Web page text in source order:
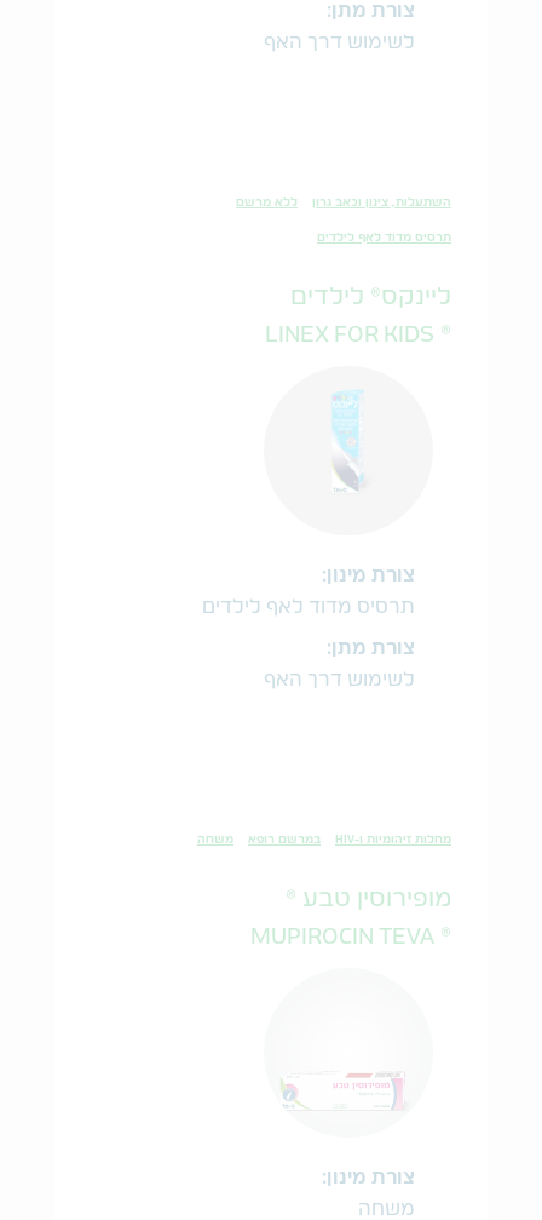
צורת מתן:
לשימוש דרך האף
השתעלות, צינון וכאב גרון ללא מרשם
תרסיס מדוד לאף לילדים
ליינקס® לילדים
® LINEX FOR KIDS
צורת מינון:
תרסיס מדוד לאף לילדים
צורת מתן:
לשימוש דרך האף
מחלות זיהומיות ו-HIV במרשם רופא משחה
מופירוסין טבע ®
® MUPIROCIN TEVA
צורת מינון:
משחה